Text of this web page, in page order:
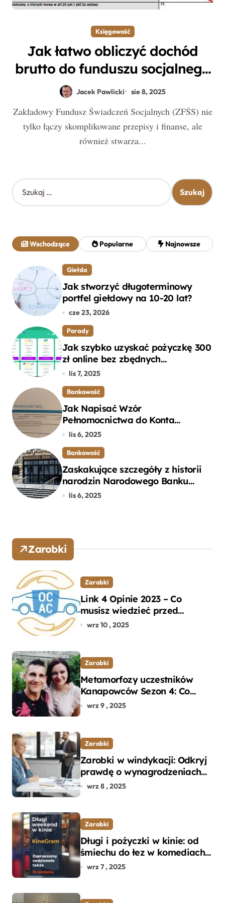
Księgowość
Jak łatwo obliczyć dochód
brutto do funduszu socjalnego
– przewodnik krok po kroku
Jacek Pawlicki sie 8, 2025
Zakładowy Fundusz Świadczeń Socjalnych (ZFŚS) nie
tylko łączy skomplikowane przepisy i finanse, ale
również stwarza...
S
z
j
:
Wschodzące Popularne Najnowsze
Giełda
Jak stworzyć długoterminowy
portfel giełdowy na 10-20 lat?
cze 23, 2026
Porady
Jak szybko uzyskać pożyczkę 300
zł online bez zbędnych
formalności?
lis 7, 2025
Bankowość
Jak Napisać Wzór
Pełnomocnictwa do Konta
Bankowego – Praktyczny
lis 6, 2025
Bankowość
Zaskakujące szczegóły z historii
narodzin Narodowego Banku
Polskiego, o których mogłeś nie
lis 6, 2025
Zarobki
Zarobki
Link 4 Opinie 2023 – Co
musisz wiedzieć przed
wyborem ubezpieczenia OC i
wrz 10 , 2025
Zarobki
Metamorfozy uczestników
Kanapowców Sezon 4: Co
naprawdę zaskoczyło
wrz 9 , 2025
Zarobki
Zarobki w windykacji: Odkryj
prawdę o wynagrodzeniach
specjalistów w branży
wrz 8 , 2025
Zarobki
Długi i pożyczki w kinie: od
śmiechu do łez w komediach i
dramatach
wrz 7 , 2025